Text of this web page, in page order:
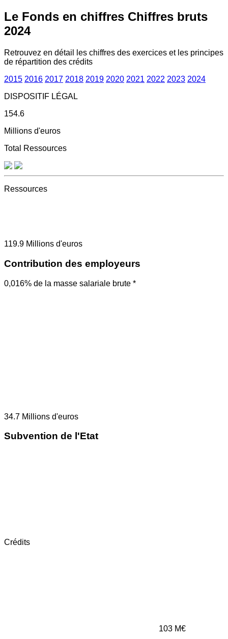
Le Fonds en chiffres Chiffres bruts
2024
Retrouvez en détail les chiffres des exercices et les principes
de répartition des crédits
2015 2016 2017 2018 2019 2020 2021 2022 2023 2024
DISPOSITIF LÉGAL
154.6
Millions d'euros
Total Ressources
Ressources
119.9 Millions d'euros
Contribution des employeurs
0,016% de la masse salariale brute *
34.7 Millions d'euros
Subvention de l'Etat
Crédits
103 M€